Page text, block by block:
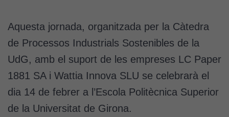
Aquesta jornada, organitzada per la Càtedra
de Processos Industrials Sostenibles de la
UdG, amb el suport de les empreses LC Paper
1881 SA i Wattia Innova SLU se celebrarà el
dia 14 de febrer a l’Escola Politècnica Superior
de la Universitat de Girona.